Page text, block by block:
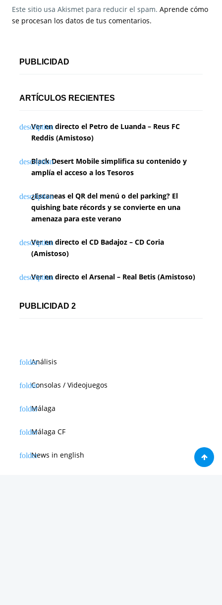
Este sitio usa Akismet para reducir el spam. Aprende cómo
se procesan los datos de tus comentarios.
PUBLICIDAD
ARTÍCULOS RECIENTES
Ver en directo el Petro de Luanda – Reus FC
Reddis (Amistoso)
Black Desert Mobile simplifica su contenido y
amplía el acceso a los Tesoros
¿Escaneas el QR del menú o del parking? El
quishing bate récords y se convierte en una
amenaza para este verano
Ver en directo el CD Badajoz – CD Coria
(Amistoso)
Ver en directo el Arsenal – Real Betis (Amistoso)
PUBLICIDAD 2
Análisis
Consolas / Videojuegos
Málaga
Málaga CF
News in english